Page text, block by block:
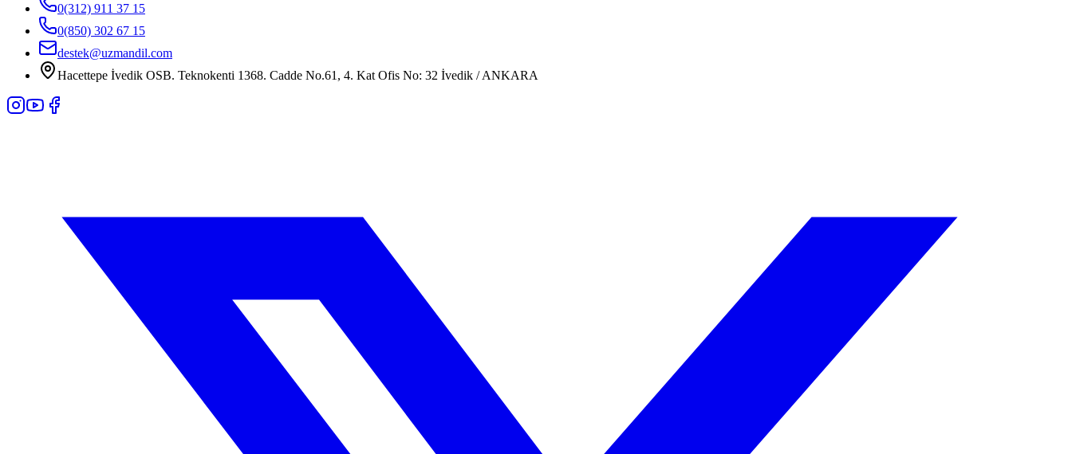
0(312) 911 37 15
0(850) 302 67 15
destek@uzmandil.com
Hacettepe İvedik OSB. Teknokenti 1368. Cadde No.61, 4. Kat Ofis No: 32 İvedik / ANKARA